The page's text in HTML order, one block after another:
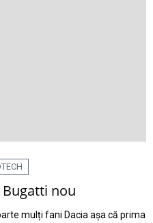
nou
mulți fani Dacia așa că prima